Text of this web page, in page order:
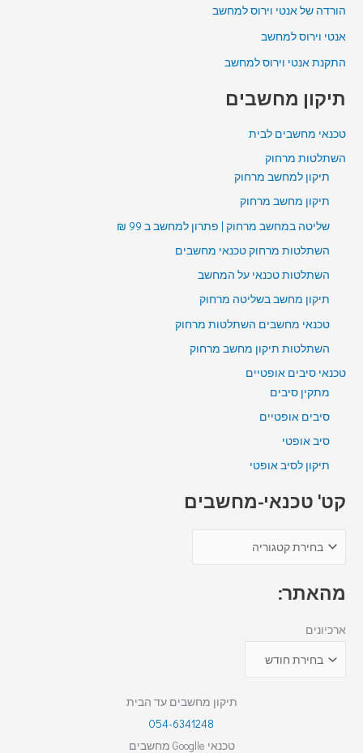
הורדה של אנטי וירוס למחשב
אנטי וירוס למחשב
התקנת אנטי וירוס למחשב
תיקון מחשבים
טכנאי מחשבים לבית
השתלטות מרחוק
תיקון למחשב מרחוק
תיקון מחשב מרחוק
שליטה במחשב מרחוק | פתרון למחשב ב 99 ₪
השתלטות מרחוק טכנאי מחשבים
השתלטות טכנאי על המחשב
תיקון מחשב בשליטה מרחוק
טכנאי מחשבים השתלטות מרחוק
השתלטות תיקון מחשב מרחוק
טכנאי סיבים אופטיים
מתקין סיבים
סיבים אופטיים
סיב אופטי
תיקון לסיב אופטי
קט' טכנאי-מחשבים
מהאתר:
ארכיונים
תיקון מחשבים עד הבית
054-6341248
טכנאי Googlle מחשבים